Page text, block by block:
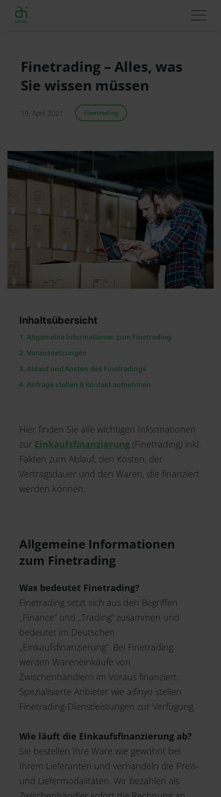
Finetrading – Alles, was
Sie wissen müssen
19. April 2021 Finetrading
Inhaltsübersicht
Allgemeine Informationen zum Finetrading
Voraussetzungen
Ablauf und Kosten des Finetradings
Anfrage stellen & Kontakt aufnehmen
Hier finden Sie alle wichtigen Informationen
zur Einkaufsfinanzierung (Finetrading) inkl.
Fakten zum Ablauf, den Kosten, der
Vertragsdauer und den Waren, die finanziert
werden können.
Allgemeine Informationen
zum Finetrading
Was bedeutet Finetrading?
Finetrading setzt sich aus den Begriffen
„Finance“ und „Trading“ zusammen und
bedeutet im Deutschen
„Einkaufsfinanzierung“. Bei Finetrading
werden Wareneinkäufe von
Zwischenhändlern im Voraus finanziert.
Spezialisierte Anbieter wie aifinyo stellen
Finetrading-Dienstleistungen zur Verfügung.
Wie läuft die Einkaufsfinanzierung ab?
Sie bestellen Ihre Ware wie gewohnt bei
Ihrem Lieferanten und verhandeln die Preis-
und Liefermodalitäten. Wir bezahlen als